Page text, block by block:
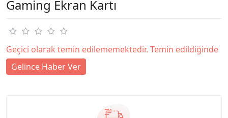
Gaming Ekran Kartı
Geçici olarak temin edilememektedir. Temin edildiğinde
Gelince Haber Ver